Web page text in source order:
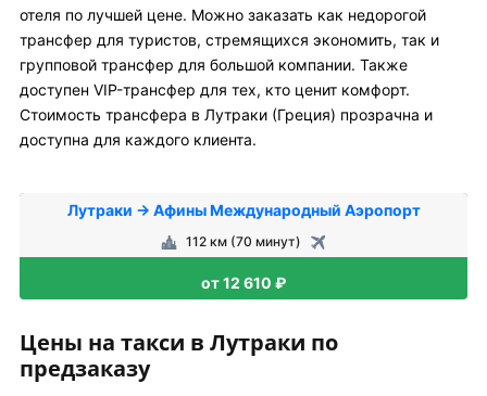
отеля по лучшей цене. Можно заказать как недорогой
трансфер для туристов, стремящихся экономить, так и
групповой трансфер для большой компании. Также
доступен VIP-трансфер для тех, кто ценит комфорт.
Стоимость трансфера в Лутраки (Греция) прозрачна и
доступна для каждого клиента.
Лутраки → Афины Международный Аэропорт
112 км (70 минут)
от 12 610 ₽
Цены на такси в Лутраки по
предзаказу